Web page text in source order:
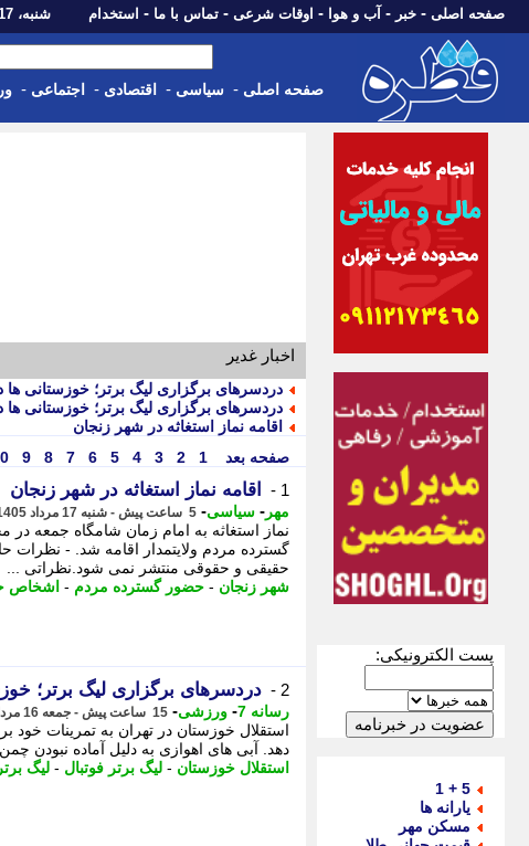
صفحه اصلی - خبر - آب و هوا - اوقات شرعی - تماس با ما - استخدام شنبه، 17 مرداد 1405 - Sat, 08th Aug 2026
صفحه اصلی - سیاسی - اقتصادی - اجتماعی -
پست الکترونیکی:
5 + 1
یارانه ها
مسکن مهر
اخبار غدیر
دردسرهای برگزاری لیگ برتر؛ خوزستانی ها
دردسرهای برگزاری لیگ برتر؛ خوزستانی ها
اقامه نماز استغاثه در شهر زنجان
صفحه بعد
1
2
3
4
5
6
7
8
9
1 - اقامه نماز استغاثه در شهر زنجان
مهر - سیاسی- 5 ساعت پیش - شنبه 17 مرداد 1405، 02:40
نماز استغاثه به امام زمان شامگاه جمعه
گسترده مردم ولایتمدار اقامه شد. - نظرات
حقیقی و حقوقی منتشر نمی شود.نظراتی ...
شهر زنجان - حضور گسترده مردم - اشخاص
2 - دردسرهای برگزاری لیگ برتر؛
رسانه 7 - ورزشی- 15 ساعت پیش - جمعه 16 مرداد 1405، 16:40
دهد. آبی های اهوازی به دلیل آماده نبودن
استقلال خوزستان - لیگ برتر فوتبال - لیگ برتر